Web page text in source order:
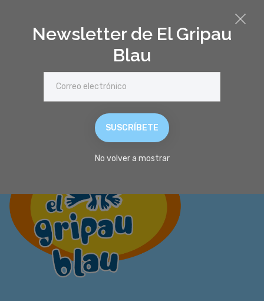
Newsletter de El Gripau
Blau
SUSCRÍBETE
No volver a mostrar